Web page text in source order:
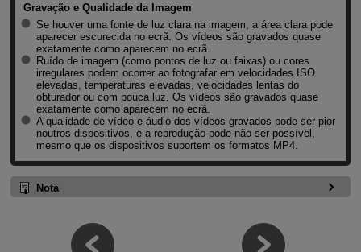
Gravação e Qualidade da Imagem
Se houver uma fonte de luz clara na imagem, a área clara pode
aparecer escurecida no ecrã. Os vídeos são gravados quase
exatamente como aparecem no ecrã.
Ruído de imagem (como pontos de luz ou faixas) ou cores
irregulares podem ocorrer ao fotografar em velocidades ISO
elevadas, temperaturas elevadas, velocidades lentas do
obturador ou com pouca luz. Os vídeos são gravados quase
exatamente como aparecem no ecrã.
A qualidade de vídeo e áudio dos vídeos gravados pode ser pior
noutros dispositivos, e a reprodução pode não ser possível,
mesmo que os dispositivos suportem os formatos MP4.
Nota